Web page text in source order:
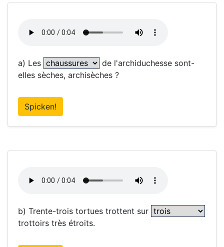
a) Les
de l'archiduchesse sont-
elles sèches, archisèches ?
Spicken!
b) Trente-trois tortues trottent sur
trottoirs très étroits.